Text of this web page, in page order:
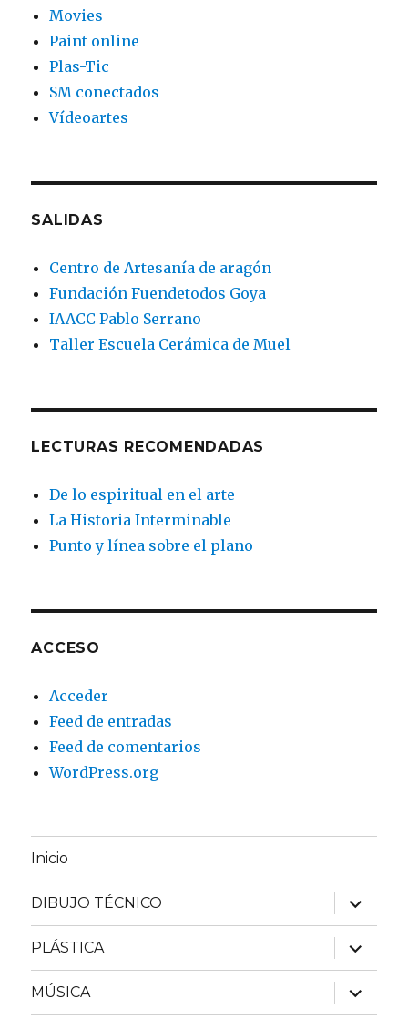
Movies
Paint online
Plas-Tic
SM conectados
Vídeoartes
SALIDAS
Centro de Artesanía de aragón
Fundación Fuendetodos Goya
IAACC Pablo Serrano
Taller Escuela Cerámica de Muel
LECTURAS RECOMENDADAS
De lo espiritual en el arte
La Historia Interminable
Punto y línea sobre el plano
ACCESO
Acceder
Feed de entradas
Feed de comentarios
WordPress.org
Inicio
DIBUJO TÉCNICO
expande
el
menú
inferior
PLÁSTICA
expande
el
menú
inferior
MÚSICA
expande
el
menú